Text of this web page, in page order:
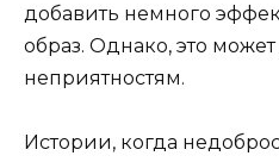
добавить немного
образ. Однако, это
неприятностям.
Истории, когда